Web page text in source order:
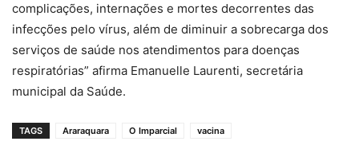
complicações, internações e mortes decorrentes das
infecções pelo vírus, além de diminuir a sobrecarga dos
serviços de saúde nos atendimentos para doenças
respiratórias” afirma Emanuelle Laurenti, secretária
municipal da Saúde.
TAGS Araraquara O Imparcial vacina